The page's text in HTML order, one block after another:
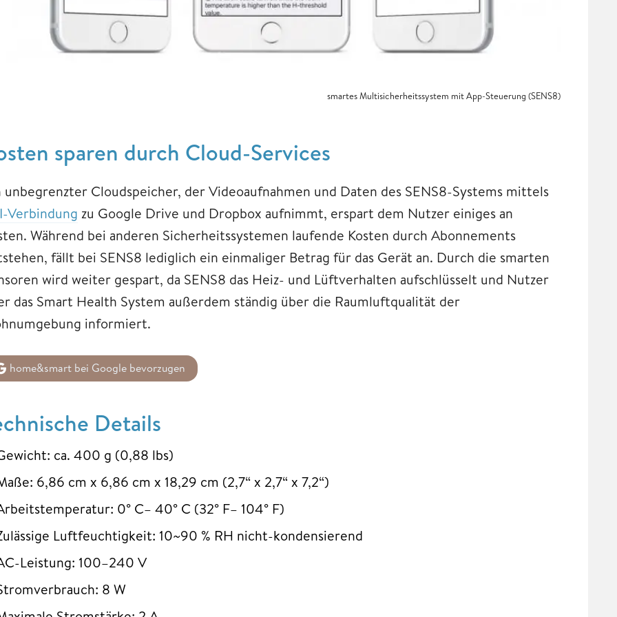
smartes Multisicherheitssystem mit App-Steuerung (SENS8)
sparen durch Cloud-Services
unbegrenzter Cloudspeicher, der Videoaufnahmen und Daten des SENS8-Systems mittels
Verbindung zu Google Drive und Dropbox aufnimmt, erspart dem Nutzer einiges an
Während bei anderen Sicherheitssystemen laufende Kosten durch Abonnements
fällt bei SENS8 lediglich ein einmaliger Betrag für das Gerät an. Durch die smarten
wird weiter gespart, da SENS8 das Heiz- und Lüftverhalten aufschlüsselt und Nutzer
das Smart Health System außerdem ständig über die Raumluftqualität der
informiert.
home&smart bei Google bevorzugen
Details
ca. 400 g (0,88 lbs)
6,86 cm x 6,86 cm x 18,29 cm (2,7“ x 2,7“ x 7,2“)
0° C– 40° C (32° F– 104° F)
Luftfeuchtigkeit: 10~90 % RH nicht-kondensierend
Leistung: 100–240 V
8 W